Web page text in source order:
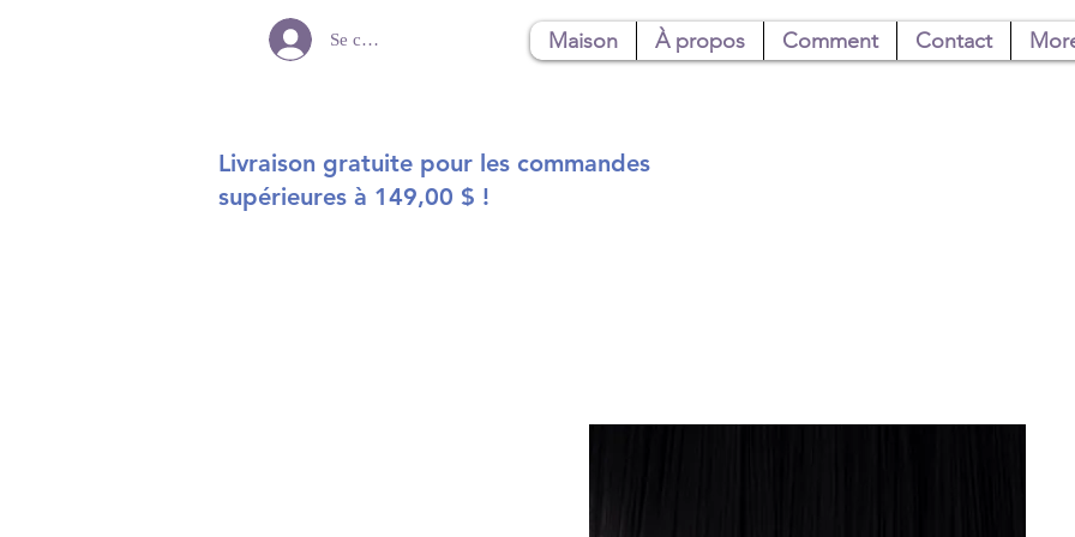
Se connecter Maison À propos Comment Contact
Livraison gratuite pour les commandes
supérieures à 149,00 $ !